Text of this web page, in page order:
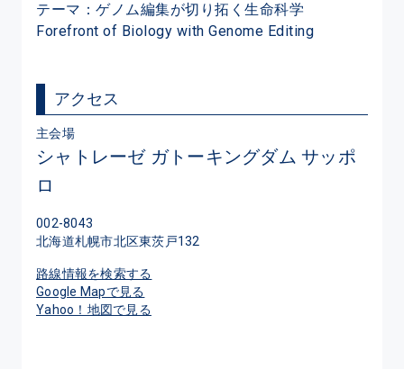
テーマ：ゲノム編集が切り拓く生命科学
Forefront of Biology with Genome Editing
アクセス
主会場
シャトレーゼ ガトーキングダム サッポ
ロ
002-8043
北海道札幌市北区東茨戸132
路線情報を検索する
Google Mapで見る
Yahoo！地図で見る